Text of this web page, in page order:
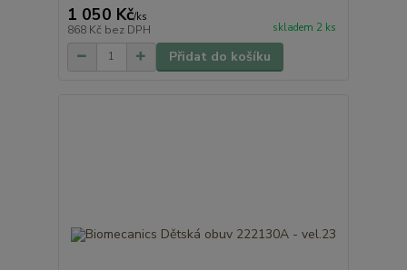
1 050 Kč/ks
868 Kč bez DPH skladem 2 ks
Přidat do košíku